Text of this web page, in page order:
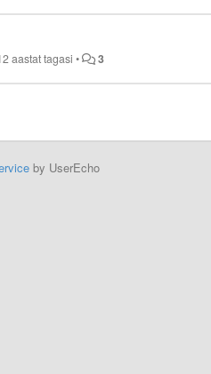
aastat tagasi • 3
by UserEcho